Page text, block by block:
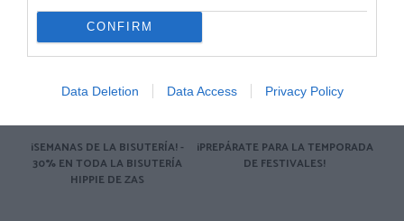
CONFIRM
Data Deletion Data Access Privacy Policy
¡SEMANAS DE LA BISUTERÍA! -
30% EN TODA LA BISUTERÍA
HIPPIE DE ZAS
¡PREPÁRATE PARA LA TEMPORADA
DE FESTIVALES!